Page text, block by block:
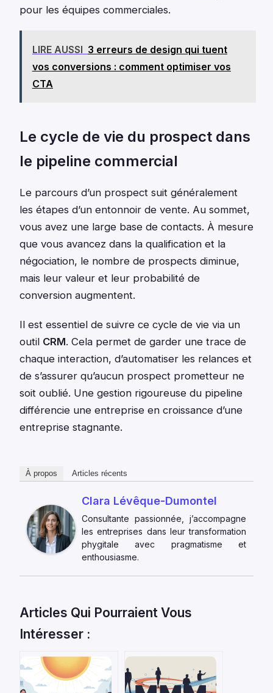
pour les équipes commerciales.
LIRE AUSSI 3 erreurs de design qui tuent
vos conversions : comment optimiser vos
CTA
Le cycle de vie du prospect dans
le pipeline commercial
Le parcours d’un prospect suit généralement
les étapes d’un entonnoir de vente. Au sommet,
vous avez une large base de contacts. À mesure
que vous avancez dans la qualification et la
négociation, le nombre de prospects diminue,
mais leur valeur et leur probabilité de
conversion augmentent.
Il est essentiel de suivre ce cycle de vie via un
outil CRM. Cela permet de garder une trace de
chaque interaction, d’automatiser les relances et
de s’assurer qu’aucun prospect prometteur ne
soit oublié. Une gestion rigoureuse du pipeline
différencie une entreprise en croissance d’une
entreprise stagnante.
À propos Articles récents
Clara Lévêque-Dumontel
Consultante passionnée, j’accompagne
les entreprises dans leur transformation
phygitale avec pragmatisme et
enthousiasme.
Articles Qui Pourraient Vous
Intéresser :